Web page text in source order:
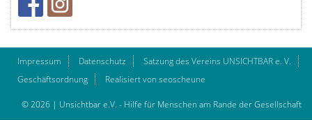
Impressum Datenschutz
Satzung des Vereins UNSICHTBAR e. V.
Geschäftsordnung
Realisiert von seoscheune
© 2026 | Unsichtbar e.V. - Hilfe für Menschen am Rande der Gesellschaft